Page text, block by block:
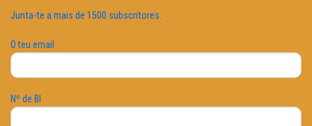
Junta-te a mais de 1500 subscritores.
O teu email
Nº de BI